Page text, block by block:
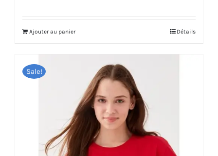
était : est :
Ajouter au panier Détails
Sale!